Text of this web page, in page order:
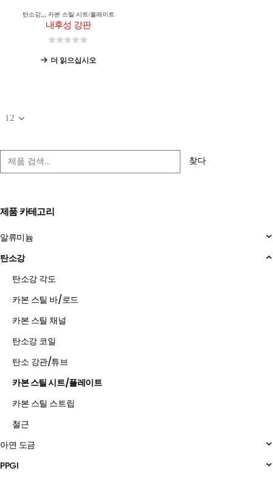
탄소강,,, 카본 스틸 시트/플레이트
내후성 강판
더 읽으십시오
찾다
제품 카테고리
알류미늄
탄소강
탄소강 각도
카본 스틸 바/로드
카본 스틸 채널
탄소강 코일
탄소 강관/튜브
카본 스틸 시트/플레이트
카본 스틸 스트립
철근
아연 도금
PPGI